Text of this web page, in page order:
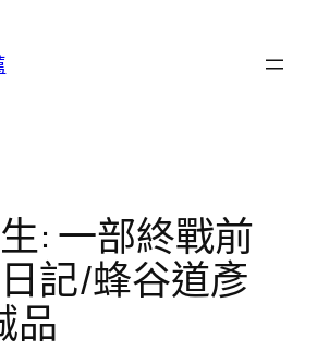
: 一部終戰前
記/蜂谷道彥
品